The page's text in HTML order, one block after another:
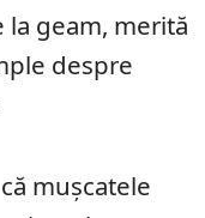
geam, merită
despre
mușcatele